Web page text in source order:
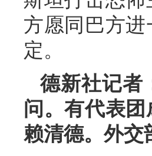
方愿同巴方
定。
德新社记者
问。有代表
赖清德。外交